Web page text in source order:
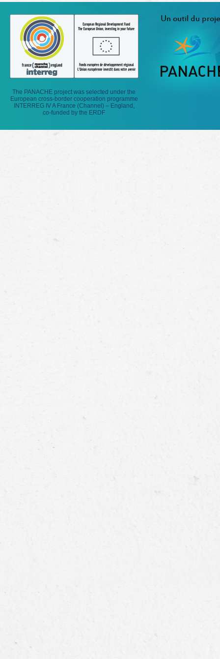
The PANACHE project was selected under the
European cross-border cooperation programme
INTERREG IV A France (Channel) – England,
co-funded by the ERDF
Un outil du